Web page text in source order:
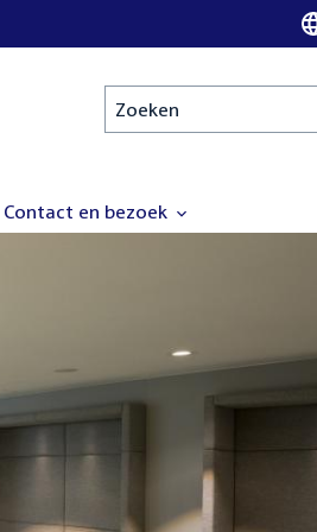
Zoeken
Contact en bezoek